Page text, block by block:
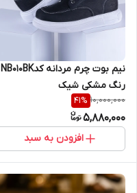
نیم بوت چرم مردانه کدNB010BK
رنگ مشکی شیک
10,000,000
41%
5,880,000
افزودن به سبد